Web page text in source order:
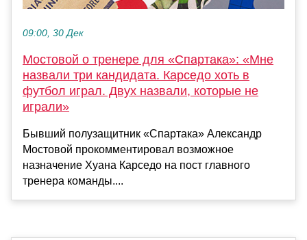
09:00, 30 Дек
Мостовой о тренере для «Спартака»: «Мне
назвали три кандидата. Карседо хоть в
футбол играл. Двух назвали, которые не
играли»
Бывший полузащитник «Спартака» Александр
Мостовой прокомментировал возможное
назначение Хуана Карседо на пост главного
тренера команды....